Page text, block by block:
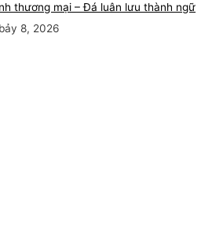
thương mại – Đá luân lưu thành ngữ
8, 2026